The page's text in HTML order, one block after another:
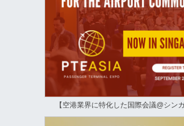
【空港業界に特化した国際会議@シン